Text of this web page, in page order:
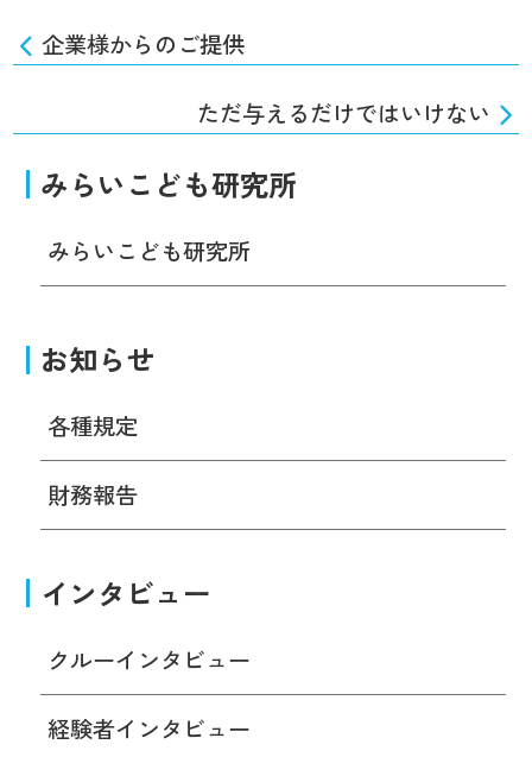
企業様からのご提供
ただ与えるだけではいけない
みらいこども研究所
みらいこども研究所
お知らせ
各種規定
財務報告
インタビュー
クルーインタビュー
経験者インタビュー